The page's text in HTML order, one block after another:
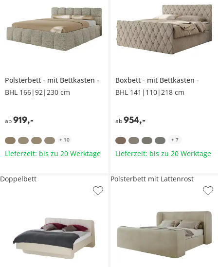
Polsterbett
mit Bettkasten
BHL 166|92|230 cm
ab919,-
+ 10
Lieferzeit: bis zu 20 Werktage
Boxbett
mit Bettkasten
BHL 141|110|218 cm
ab 954,-
+ 7
Lieferzeit: bis zu 20 Werktage
Doppelbett Polsterbett mit Lattenrost